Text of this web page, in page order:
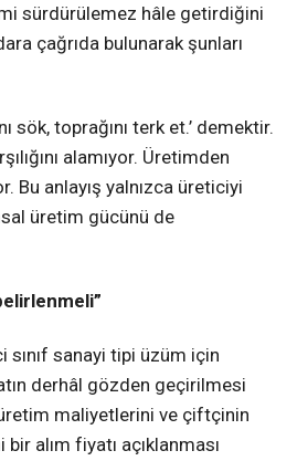
sürdürülemez hâle getirdiğini
çağrıda bulunarak şunları
sök, toprağını terk et.’ demektir.
alamıyor. Üretimden
Bu anlayış yalnızca üreticiyi
üretim gücünü de
sınıf sanayi tipi üzüm için
derhâl gözden geçirilmesi
maliyetlerini ve çiftçinin
alım fiyatı açıklanması